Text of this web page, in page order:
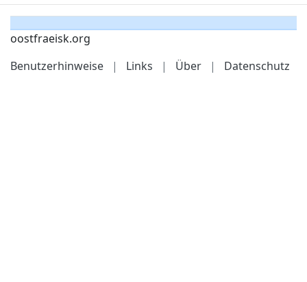
oostfraeisk.org
Benutzerhinweise
| Links | Über | Datenschutz